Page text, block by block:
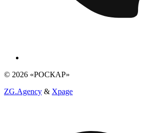
© 2026 «РОСКАР»
ZG.Agency & Xpage